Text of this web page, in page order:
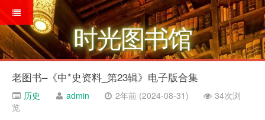
时光图书馆
老图书–《中*史资料_第23辑》电子版合集
历史 admin 2年前 (2024-08-31)
34次浏
览